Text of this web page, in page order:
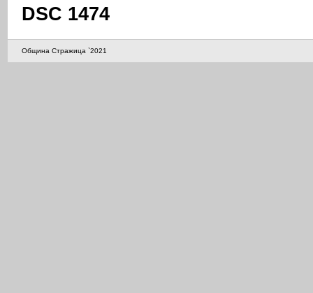
DSC 1474
Община Стражица `2021